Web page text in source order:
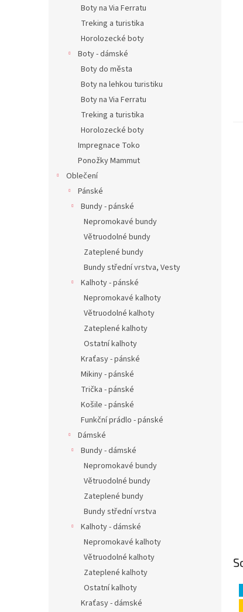
Boty na Via Ferratu
Treking a turistika
Horolozecké boty
Boty - dámské
Boty do města
Boty na lehkou turistiku
Boty na Via Ferratu
Treking a turistika
Horolozecké boty
Impregnace Toko
Ponožky Mammut
Oblečení
Pánské
Bundy - pánské
Nepromokavé bundy
Větruodolné bundy
Zateplené bundy
Bundy střední vrstva, Vesty
Kalhoty - pánské
Nepromokavé kalhoty
Větruodolné kalhoty
Zateplené kalhoty
Ostatní kalhoty
Kraťasy - pánské
Mikiny - pánské
Trička - pánské
Košile - pánské
Funkční prádlo - pánské
Dámské
Bundy - dámské
Nepromokavé bundy
Větruodolné bundy
Zateplené bundy
Bundy střední vrstva
Kalhoty - dámské
Nepromokavé kalhoty
Větruodolné kalhoty
Zateplené kalhoty
Ostatní kalhoty
Kraťasy - dámské